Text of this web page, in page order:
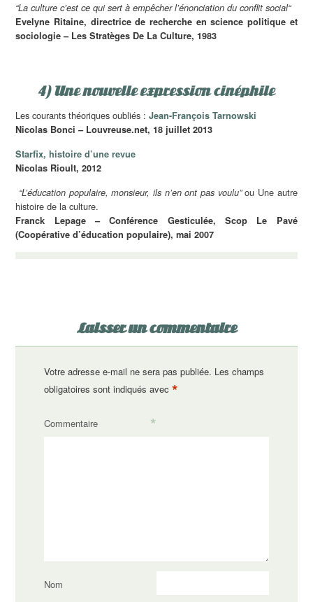
“La culture c’est ce qui sert à empêcher l’énonciation du conflit social“
Evelyne Ritaine, directrice de recherche en science politique et
sociologie – Les Stratèges De La Culture, 1983
4) Une nouvelle expression cinéphile
Les courants théoriques oubliés :Jean-François Tarnowski
Nicolas Bonci – Louvreuse.net, 18 juillet 2013
Starfix, histoire d’une revue
Nicolas Rioult, 2012
“L’éducation populaire, monsieur, ils n’en ont pas voulu”ou Une autre
histoire de la culture.
Franck Lepage – Conférence Gesticulée, Scop Le Pavé
(Coopérative d’éducation populaire), mai 2007
Laisser un commentaire
Votre adresse e-mail ne sera pas publiée. Les champs
obligatoires sont indiqués avec *
Commentaire *
Nom